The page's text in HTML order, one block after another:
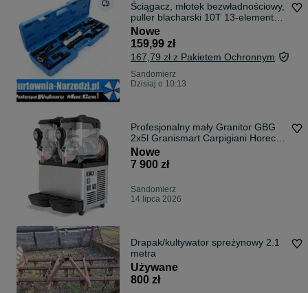
Ściągacz, młotek bezwładnościowy,
puller blacharski 10T 13-elementów
młotek bezwładnościowy blacharski
ściągacz bezwładnościowy
blacharski
Nowe
159,99 zł
167,79 zł z Pakietem Ochronnym
Sandomierz
Dzisiaj o 10:13
Profesjonalny mały Granitor GBG
2x5l Granismart Carpigiani Horeca
| Made in SPAIN | 3 lata gwarancji
Nowe
7 900 zł
Sandomierz
14 lipca 2026
Drapak/kultywator spreżynowy 2.1
metra
Używane
800 zł